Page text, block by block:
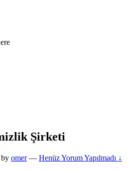
Şirketi
by omer — Henüz Yorum Yapılmadı ↓